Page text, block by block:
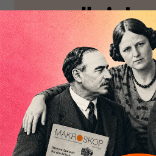
von allein!
Nur für Abonnenten
MAKROSKOP analysiert
wirtschaftspolitische
Themen aus einer
postkeynesianischen
Perspektive und ist damit
in